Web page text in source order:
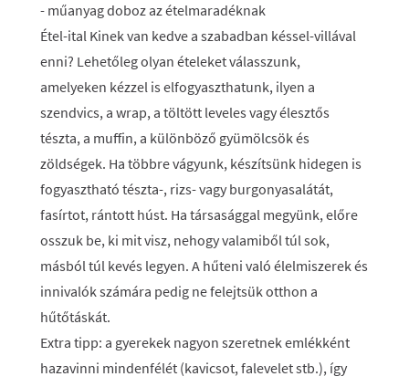
- műanyag doboz az ételmaradéknak
Étel-ital Kinek van kedve a szabadban késsel-villával
enni? Lehetőleg olyan ételeket válasszunk,
amelyeken kézzel is elfogyaszthatunk, ilyen a
szendvics, a wrap, a töltött leveles vagy élesztős
tészta, a muffin, a különböző gyümölcsök és
zöldségek. Ha többre vágyunk, készítsünk hidegen is
fogyasztható tészta-, rizs- vagy burgonyasalátát,
fasírtot, rántott húst. Ha társasággal megyünk, előre
osszuk be, ki mit visz, nehogy valamiből túl sok,
másból túl kevés legyen. A hűteni való élelmiszerek és
innivalók számára pedig ne felejtsük otthon a
hűtőtáskát.
Extra tipp: a gyerekek nagyon szeretnek emlékként
hazavinni mindenfélét (kavicsot, falevelet stb.), így